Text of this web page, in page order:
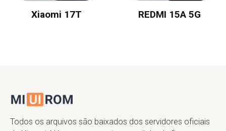
Xiaomi 17T REDMI 15A 5G
Todos os arquivos são baixados dos servidores oficiais